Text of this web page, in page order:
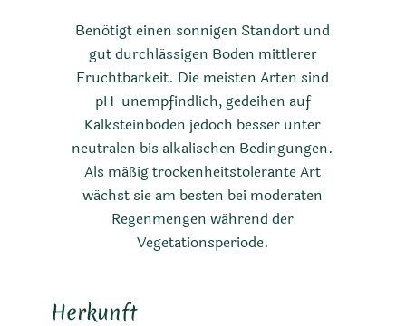
Benötigt einen sonnigen Standort und
gut durchlässigen Boden mittlerer
Fruchtbarkeit. Die meisten Arten sind
pH-unempfindlich, gedeihen auf
Kalksteinböden jedoch besser unter
neutralen bis alkalischen Bedingungen.
Als mäßig trockenheitstolerante Art
wächst sie am besten bei moderaten
Regenmengen während der
Vegetationsperiode.
Herkunft